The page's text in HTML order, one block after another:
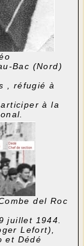
Bac (Nord)
, réfugié à
à la
del Roc
juillet 1944.
Lefort),
et Dédé